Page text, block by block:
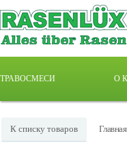
ТРАВОСМЕСИ О
К списку товаров Главная